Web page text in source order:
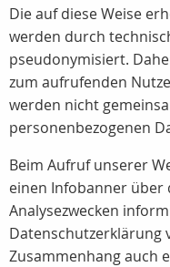
Die auf diese Weise
werden durch
pseudonymisiert.
zum aufrufenden
werden nicht
personenbezogenen
Beim Aufruf unserer
einen Infobanner über
Analysezwecken
Datenschutzerklärung
Zusammenhang auch